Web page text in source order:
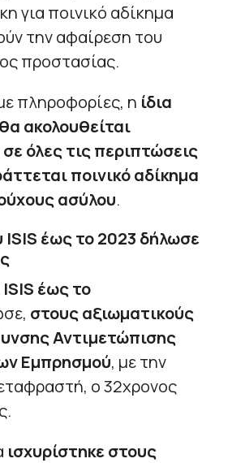
για ποινικό αδίκημα
την αφαίρεση του
προστασίας.
πληροφορίες, η ίδια
ακολουθείται
όλες τις περιπτώσεις
ποινικό αδίκημα
ασύλου.
ISIS έως το 2023 δήλωσε
ISIS έως το
στους αξιωματικούς
Αντιμετώπισης
Εμπρησμού, με την
ο 32χρονος
ισχυρίστηκε στους